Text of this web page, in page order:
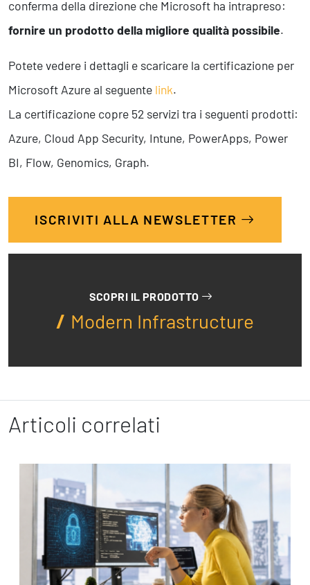
conferma della direzione che Microsoft ha intrapreso:
fornire un prodotto della migliore qualità possibile.
Potete vedere i dettagli e scaricare la certificazione per
Microsoft Azure al seguente link.
La certificazione copre 52 servizi tra i seguenti prodotti:
Azure, Cloud App Security, Intune, PowerApps, Power
BI, Flow, Genomics, Graph.
ISCRIVITI ALLA NEWSLETTER
SCOPRI IL PRODOTTO
Modern Infrastructure
Articoli correlati